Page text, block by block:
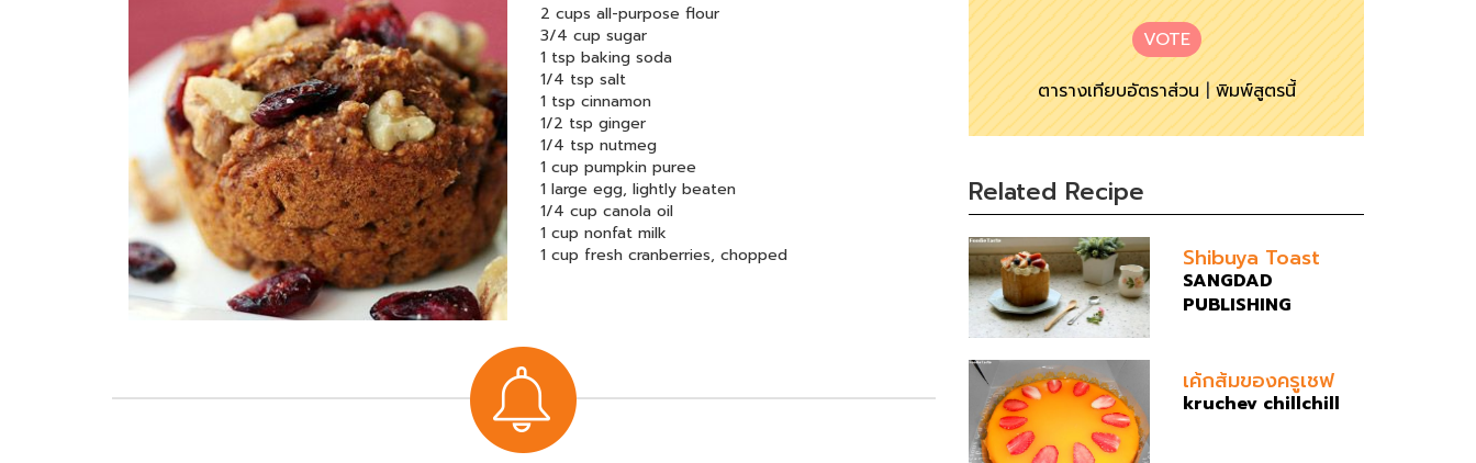
2 cups all-purpose flour
3/4 cup sugar
1 tsp baking soda
1/4 tsp salt
1 tsp cinnamon
1/2 tsp ginger
1/4 tsp nutmeg
1 cup pumpkin puree
1 large egg, lightly beaten
1/4 cup canola oil
1 cup nonfat milk
1 cup fresh cranberries, chopped
VOTE
ตารางเทียบอัตราส่วน|พิมพ์สูตรนี้
Related Recipe
Shibuya Toast
SANGDAD
PUBLISHING
เค้กส้มของครูเชฟ
kruchev chillchill